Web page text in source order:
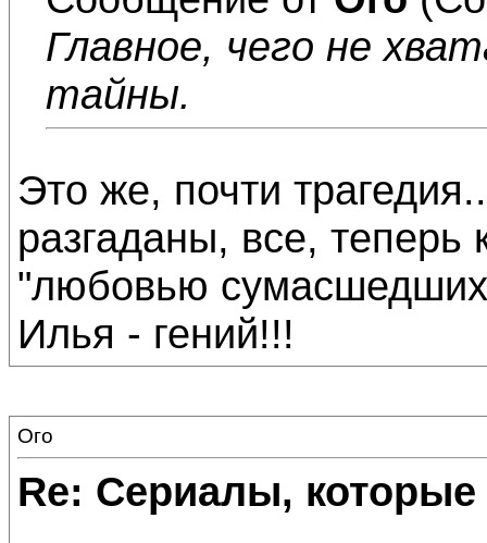
Главное, чего не
тайны.
Это же, почти
разгаданы, все,
"любовью
Илья - гений!!!
Ого
Re: Сериалы,